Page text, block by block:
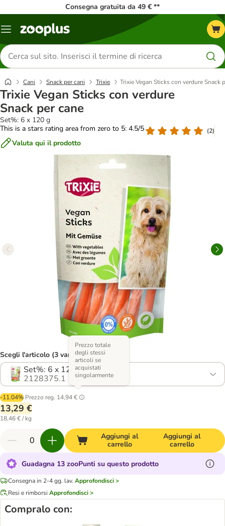
Consegna gratuita da 49 € **
Overview
Cerca
prodotti
Cani Snack per cani Trixie Trixie Vegan Sticks con verdure Snack
Trixie Vegan Sticks con verdure
Snack per cane
Set%: 6 x 120 g
This is a stars rating area from zero to 5: 4.5/5
(2)
Valuta qui il prodotto
Scegli l'articolo (3 varianti)
Set%: 6 x 120 g
2128375.1
-11.04% Prezzo reg. 14,94 €
Prezzo totale
degli stessi
articoli se
acquistati
singolarmente
13,29 €
18,46 € / kg
Aggiungi al
carrello
Aggiungi al
carrello
Guadagna 13 zooPunti su questo prodotto
Consegna in 2-4 gg. lav. Approfondisci >
Resi e rimborsi Approfondisci >
Compralo con: